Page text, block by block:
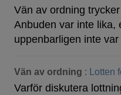
Vän av ordning
Anbuden var inte lika,
uppenbarligen inte
Vän av ordning : Lotten
Varför diskutera